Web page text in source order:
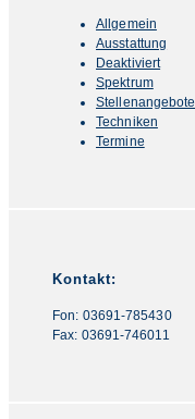
Allgemein
Ausstattung
Deaktiviert
Spektrum
Stellenangebote
Techniken
Termine
Kontakt:
Fon: 03691-785430
Fax: 03691-746011